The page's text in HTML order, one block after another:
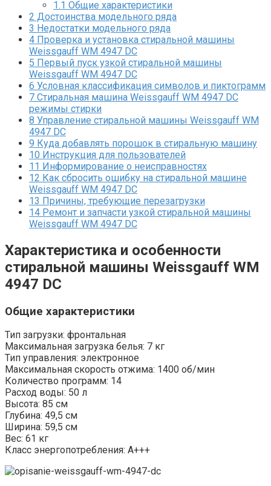
1.1 Общие характеристики
2 Достоинства модельного ряда
3 Недостатки модельного ряда
4 Проверка и установка стиральной машины
Weissgauff WM 4947 DC
5 Первый пуск узкой стиральной машины
Weissgauff WM 4947 DC
6 Условная классификация символов и пиктограмм
7 Стиральная машина Weissgauff WM 4947 DC
режимы стирки
8 Управление стиральной машины Weissgauff WM
4947 DC
9 Куда добавлять порошок в стиральную машину
10 Инструкция для пользователей
11 Информирование о неисправностях
12 Как сбросить ошибку на стиральной машине
Weissgauff WM 4947 DC
13 Причины, требующие перезагрузки
14 Ремонт и запчасти узкой стиральной машины
Weissgauff WM 4947 DC
Характеристика и особенности
стиральной машины Weissgauff WM
4947 DC
Общие характеристики
Тип загрузки: фронтальная
Максимальная загрузка белья: 7 кг
Тип управления: электронное
Максимальная скорость отжима: 1400 об/мин
Количество программ: 14
Расход воды: 50 л
Высота: 85 см
Глубина: 49,5 см
Ширина: 59,5 см
Вес: 61 кг
Класс энергопотребления: A+++